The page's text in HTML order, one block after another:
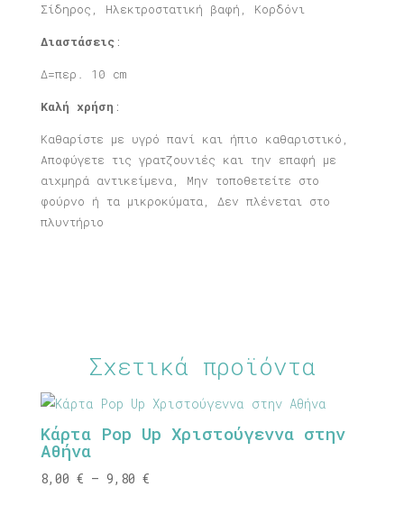
Σίδηρος, Ηλεκτροστατική βαφή, Κορδόνι
Διαστάσεις:
Δ=περ. 10 cm
Καλή χρήση :
Καθαρίστε με υγρό πανί και ήπιο καθαριστικό,
Αποφύγετε τις γρατζουνιές και την επαφή με
αιχμηρά αντικείμενα, Μην τοποθετείτε στο
φούρνο ή τα μικροκύματα, Δεν πλένεται στο
πλυντήριο
Σχετικά προϊόντα
Κάρτα Pop Up Χριστούγεννα στην
Αθήνα
8,00 € – 9,80 €Price